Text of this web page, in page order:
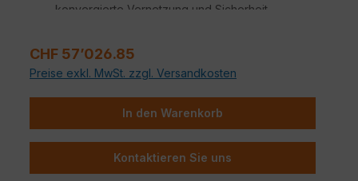
konvergierte Vernetzung und Sicherheit
Sicherheit für Unternehmen
KI / ML-gestützten FortiGuard Dienstleistungen
jedes Edge jeder Größenordnung
Regulärer Preis:
CHF 57’026.85
Preise exkl. MwSt. zzgl. Versandkosten
In den Warenkorb
Kontaktieren Sie uns